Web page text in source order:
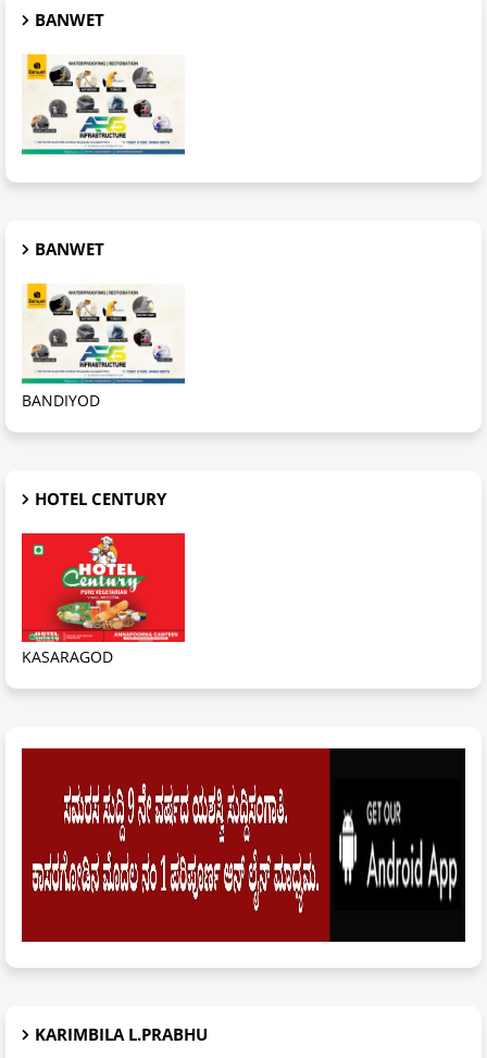
BANWET
BANWET
BANDIYOD
HOTEL CENTURY
KASARAGOD
KARIMBILA L.PRABHU